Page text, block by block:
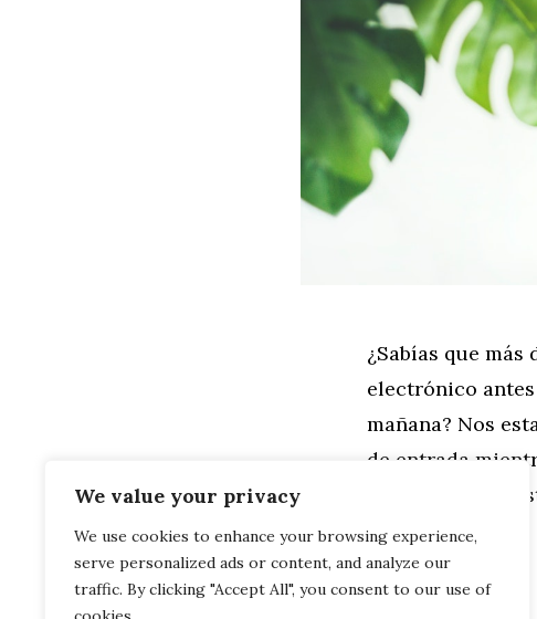
We value your privacy
We use cookies to enhance your browsing experience,
serve personalized ads or content, and analyze our
traffic. By clicking "Accept All", you consent to our use of
¿Sabías que
electrónico
mañana? Nos
de entrada
veces al día,
Leer más